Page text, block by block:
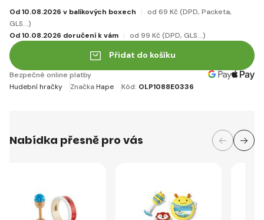
Od 10.08.2026 v balíkových boxech od 69 Kč(DPD, Packeta,
GLS...)
Od 10.08.2026 doručení k vám
od 99 Kč(DPD, GLS...)
Přidat do košíku
Bezpečné online platby
Hudební hračky
ZnačkaHape Kód: OLP1088E0336
Nabídka přesně pro vás